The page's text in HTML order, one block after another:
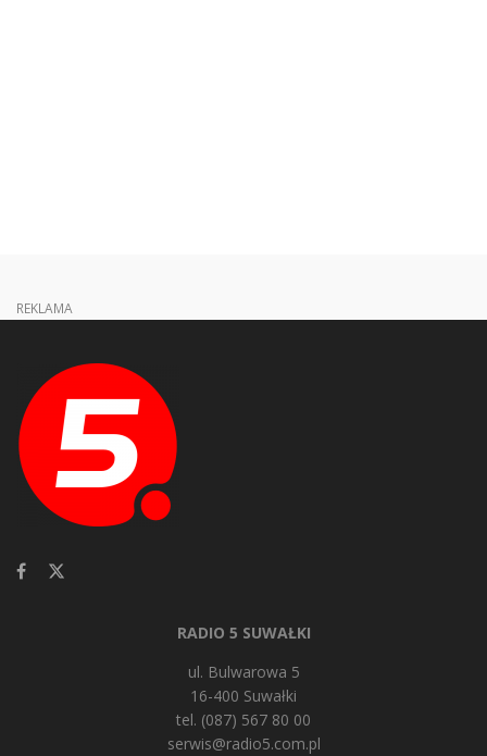
REKLAMA
RADIO 5 SUWAŁKI
ul. Bulwarowa 5
16-400 Suwałki
tel. (087) 567 80 00
serwis@radio5.com.pl